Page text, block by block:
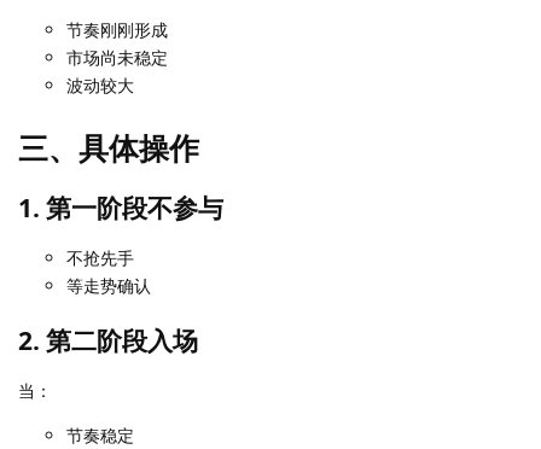
节奏刚刚形成
市场尚未稳定
波动较大
三、具体操作
1. 第一阶段不参与
不抢先手
等走势确认
2. 第二阶段入场
当：
节奏稳定